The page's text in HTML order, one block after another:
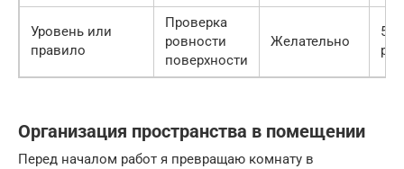
Уровень или
правило
Проверка
ровности
поверхности
Желательно
руб.
Организация пространства в помещении
Перед началом работ я превращаю комнату в